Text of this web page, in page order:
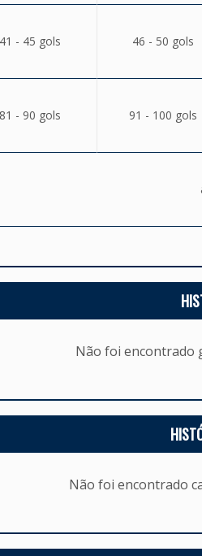
41 - 45 gols 46 - 50 gols
81 - 90 gols 91 - 100 gols
Não foi encontrado
Não foi encontrado